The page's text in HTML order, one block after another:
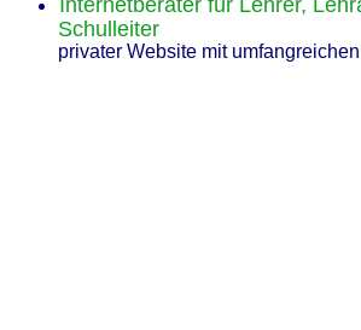
Internetberater für Lehrer,
Schulleiter
privater Website mit